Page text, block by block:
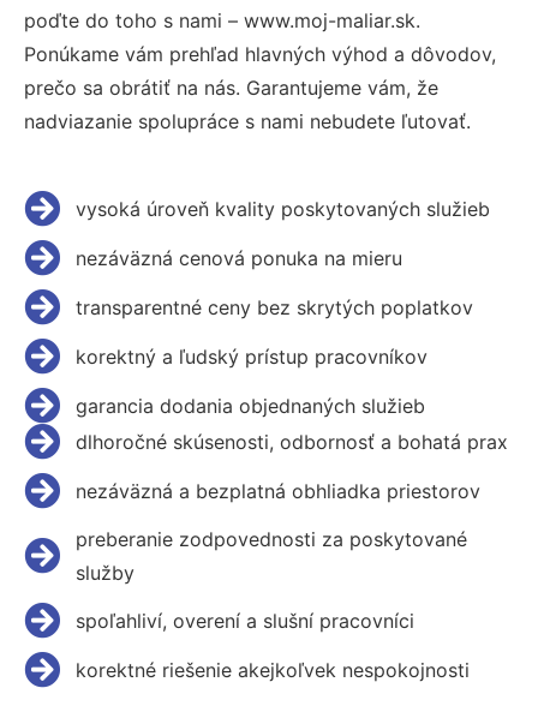
poďte do toho s nami – www.moj-maliar.sk.
Ponúkame vám prehľad hlavných výhod a dôvodov,
prečo sa obrátiť na nás. Garantujeme vám, že
nadviazanie spolupráce s nami nebudete ľutovať.
vysoká úroveň kvality poskytovaných služieb
nezáväzná cenová ponuka na mieru
transparentné ceny bez skrytých poplatkov
korektný a ľudský prístup pracovníkov
garancia dodania objednaných služieb
dlhoročné skúsenosti, odbornosť a bohatá prax
nezáväzná a bezplatná obhliadka priestorov
preberanie zodpovednosti za poskytované
služby
spoľahliví, overení a slušní pracovníci
korektné riešenie akejkoľvek nespokojnosti